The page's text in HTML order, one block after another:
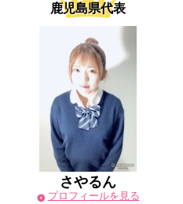
鹿児島県代表
さやるん
プロフィールを見る